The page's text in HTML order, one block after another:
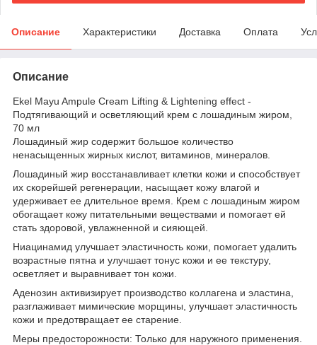
Описание Характеристики Доставка Оплата
Описание
Ekel Mayu Ampule Cream Lifting & Lightening effect -
Подтягивающий и осветляющий крем с лошадиным жиром,
70 мл
Лошадиный жир содержит большое количество
ненасыщенных жирных кислот, витаминов, минералов.
Лошадиный жир восстанавливает клетки кожи и способствует
их скорейшей регенерации, насыщает кожу влагой и
удерживает ее длительное время. Крем с лошадиным жиром
обогащает кожу питательными веществами и помогает ей
стать здоровой, увлажненной и сияющей.
Ниацинамид улучшает эластичность кожи, помогает удалить
возрастные пятна и улучшает тонус кожи и ее текстуру,
осветляет и выравнивает тон кожи.
Аденозин активизирует производство коллагена и эластина,
разглаживает мимические морщины, улучшает эластичность
кожи и предотвращает ее старение.
Меры предосторожности: Только для наружного применения.